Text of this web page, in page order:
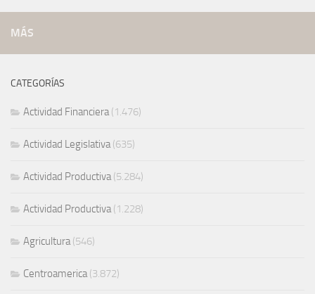
MÁS
CATEGORÍAS
Actividad Financiera(1.476)
Actividad Legislativa(635)
Actividad Productiva(5.284)
Actividad Productiva(1.228)
Agricultura(546)
Centroamerica(3.872)